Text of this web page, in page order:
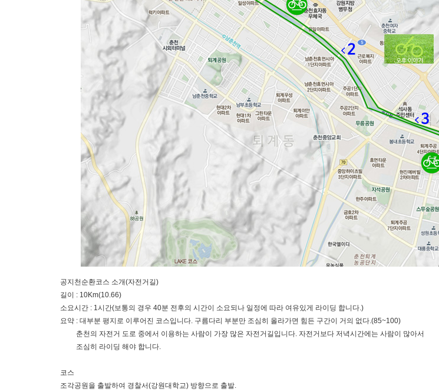
공지천순환코스 소개(자전거길)
길이 : 10Km(10.66)
소요시간 : 1시간(보통의 경우 40분 전후의 시간이 소요되나 일정에 따라 여유있게 라이딩 합니다.)
요약 : 대부분 평지로 이루어진 코스입니다. 구름다리 부분만 조심히 올라가면 힘든 구간이 거의 없다.(85~100)
춘천의 자전거 도로 중에서 이용하는 사람이 가장 많은 자전거길입니다. 자전거보다 저녁시간에는 사람이 많아서
조심히 라이딩 해야 합니다.
코스
조각공원을 출발하여 경찰서(강원대학교) 방향으로 출발.